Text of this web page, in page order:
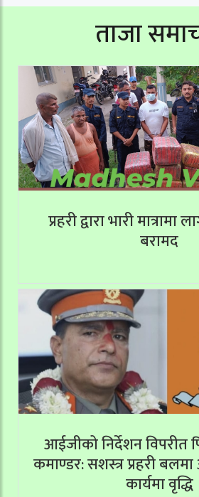
ताजा
प्रहरी द्वारा भारी
बरामद
आईजीको निर्देशन विपरीत
कमाण्डर: सशस्त्र प्रहरी
कार्यमा वृद्धि